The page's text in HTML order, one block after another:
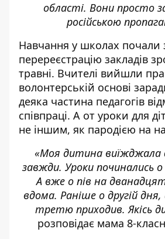
області. Вони просто
російською
Навчання у школах почали
перереєстрацію закладів
травні. Вчителі вийшли
волонтерській основі
деяка частина педагогів
співпраці. А от уроки для
не іншим, як пародією на
«Моя дитина виїжджала
завжди. Уроки починались
А вже о пів на
вдома. Раніше о другій
третю приходив. Якісь
розповідає мама 8-